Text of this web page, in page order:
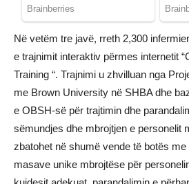
Në vetëm tre javë, rreth 2,300
e trajnimit interaktiv përmes internetit
Training “. Trajnimi u zhvilluan nga
me Brown University në SHBA dhe
e OBSH-së për trajtimin dhe
sëmundjes dhe mbrojtjen e personelit
zbatohet në shumë vende të botës
masave unike mbrojtëse për